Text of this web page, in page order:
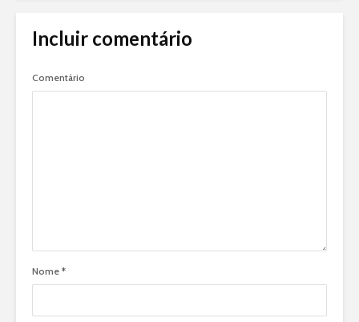
Incluir comentário
Comentário
Nome *